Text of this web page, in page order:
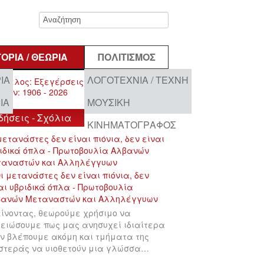
/ ΘΕΩΡΊΑ
ΠΟΛΙΤΙΣΜΌΣ
ΛΟΓΟΤΕΧΝΊΑ / ΤΈΧΝΗ
ΜΟΥΣΙΚΉ
ΚΙΝΗΜΑΤΟΓΡΆΦΟΣ
- Σχόλια
δεν είναι πιόνια, δεν είναι
όπλα - Πρωτοβουλία Αλβανών
και Αλληλέγγυων
θεωρούμε χρήσιμο να
πως μας ανησυχεί ιδιαίτερα
βλέπουμε ακόμη και τμήματα της
να υιοθετούν μια γλώσσα…